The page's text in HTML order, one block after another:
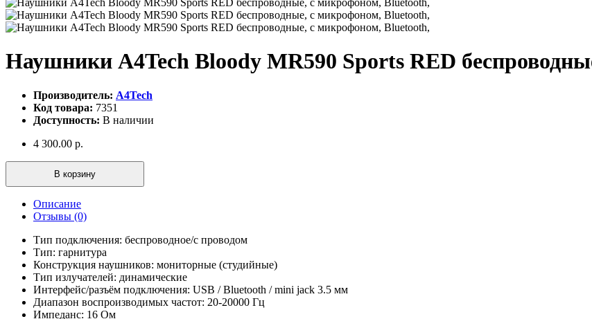
Наушники A4Tech Bloody MR590 Sports RED
Производитель: A4Tech
Код товара: 7351
Доступность: В наличии
4 300.00 р.
В корзину
Описание
Отзывы (0)
Тип подключения: беспроводное/с проводом
Тип: гарнитура
Конструкция наушников: мониторные (студийные)
Тип излучателей: динамические
Интерфейс/разъём подключения: USB / Bluetooth / mini jack 3.5 мм
Диапазон воспроизводимых частот: 20-20000 Гц
Импеданс: 16 Ом